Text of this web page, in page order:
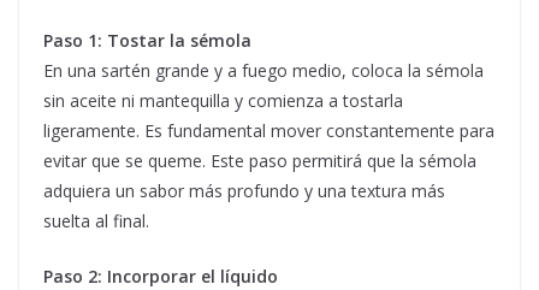
Paso 1: Tostar la sémola
En una sartén grande y a fuego medio, coloca la sémola
sin aceite ni mantequilla y comienza a tostarla
ligeramente. Es fundamental mover constantemente para
evitar que se queme. Este paso permitirá que la sémola
adquiera un sabor más profundo y una textura más
suelta al final.
Paso 2: Incorporar el líquido